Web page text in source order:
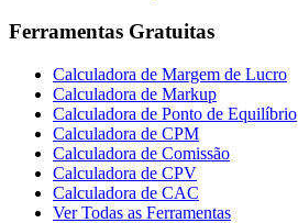
Ferramentas Gratuitas
Calculadora de Margem de Lucro
Calculadora de Markup
Calculadora de Ponto de Equilíbrio
Calculadora de CPM
Calculadora de Comissão
Calculadora de CPV
Calculadora de CAC
Ver Todas as Ferramentas